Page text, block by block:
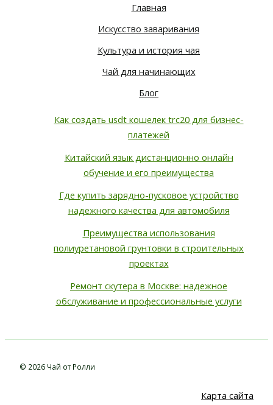
Главная
Искусство заваривания
Культура и история чая
Чай для начинающих
Блог
Как создать usdt кошелек trc20 для бизнес-
платежей
Китайский язык дистанционно онлайн
обучение и его преимущества
Где купить зарядно-пусковое устройство
надежного качества для автомобиля
Преимущества использования
полиуретановой грунтовки в строительных
проектах
Ремонт скутера в Москве: надежное
обслуживание и профессиональные услуги
© 2026 Чай от Ролли
Карта сайта